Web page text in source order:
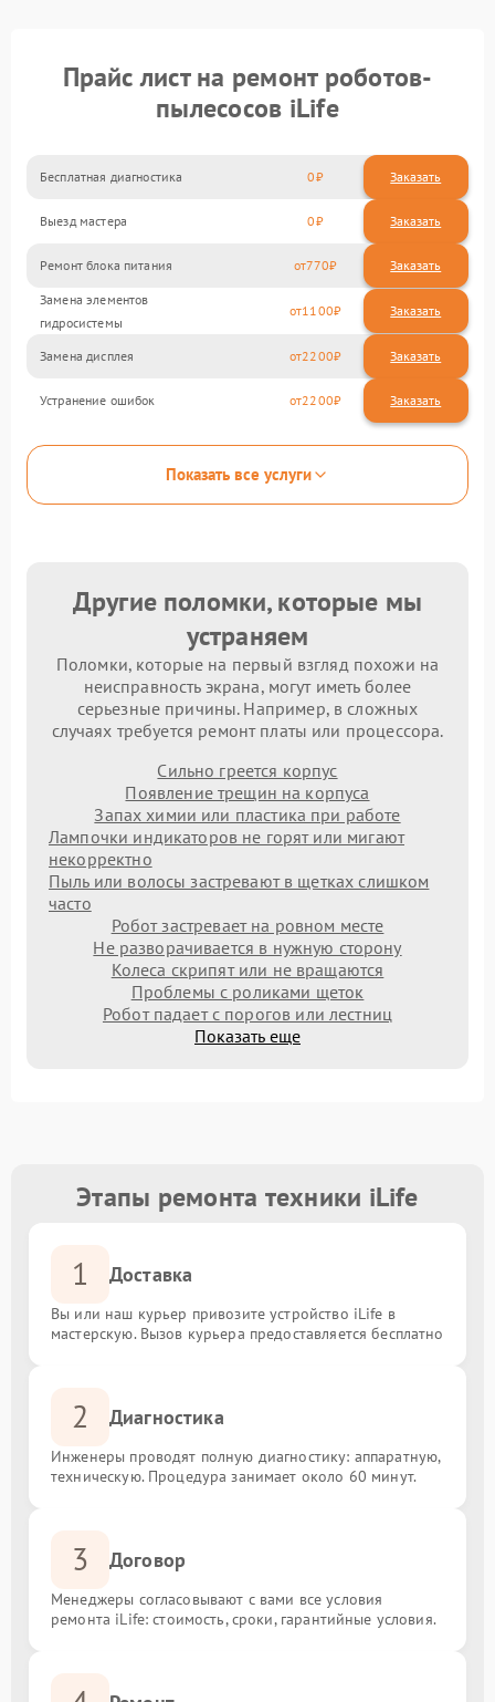
Прайс лист на ремонт роботов-
пылесосов iLife
Бесплатная диагностика 0 Заказать
Выезд мастера 0 Заказать
Ремонт блока питания 770
Замена элементов
гидросистемы
1100
Замена дисплея 2200
Устранение ошибок 2200
Показать все услуги
Другие поломки, которые мы
устраняем
Поломки, которые на первый взгляд похожи на
неисправность экрана, могут иметь более
серьезные причины. Например, в сложных
случаях требуется ремонт платы или процессора.
Сильно греется корпус
Появление трещин на корпуса
Запах химии или пластика при работе
Лампочки индикаторов не горят или мигают
некорректно
Пыль или волосы застревают в щетках слишком
часто
Робот застревает на ровном месте
Не разворачивается в нужную сторону
Колеса скрипят или не вращаются
Проблемы с роликами щеток
Робот падает с порогов или лестниц
Показать еще
Этапы ремонта техники iLife
1 Доставка
Вы или наш курьер привозите устройство iLife в
мастерскую. Вызов курьера предоставляется бесплатно
2 Диагностика
Инженеры проводят полную диагностику: аппаратную,
техническую. Процедура занимает около 60 минут.
3 Договор
Менеджеры согласовывают с вами все условия
ремонта iLife: стоимость, сроки, гарантийные условия.